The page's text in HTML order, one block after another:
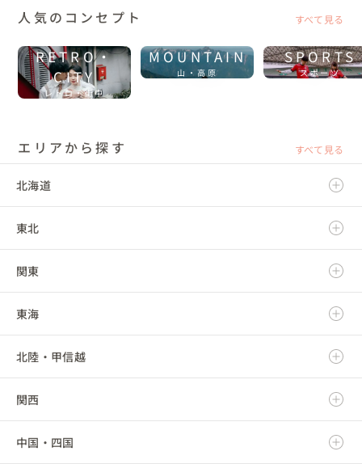
人気のコンセプト すべて見る
RETRO・
CITY
レトロ・街中
MOUNTAIN
山・高原
SPORTS
スポーツ
エリアから探す すべて見る
北海道
北海道
東北
青森県
岩手県
宮城県
秋田県
山形県
関東
茨城県
栃木県
群馬県
埼玉県
東海
岐阜県
静岡県
愛知県
北陸・甲信越
新潟県
富山県
関西
滋賀県
中国・四国